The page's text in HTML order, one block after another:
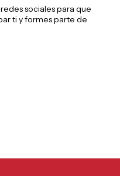
sociales para que
ti y formes parte de